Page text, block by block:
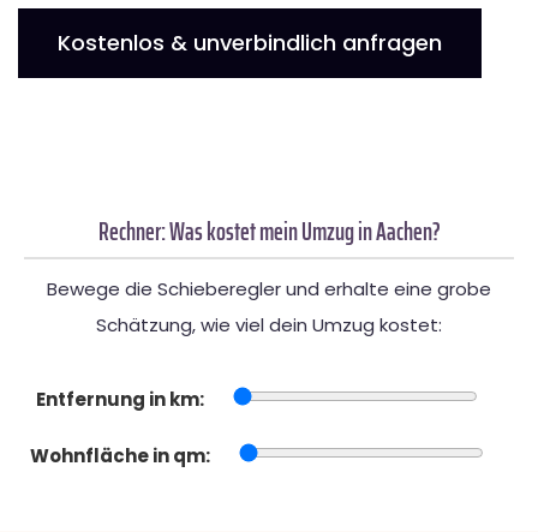
Kostenlos & unverbindlich anfragen
Rechner: Was kostet mein Umzug in Aachen?
Bewege die Schieberegler und erhalte eine grobe
Schätzung, wie viel dein Umzug kostet:
Entfernung in km:
Wohnfläche in qm: